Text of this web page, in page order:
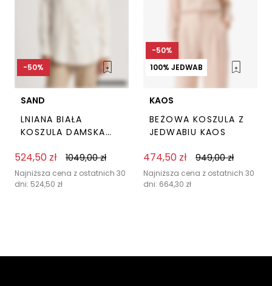
-50%
SAND
LNIANA BIAŁA
KOSZULA DAMSKA
524,50 zł 1049,00zł
Najniższa cena z ostatnich 30
dni: 524,50 zł
produkt
-50%
100% JEDWAB
KAOS
BEŻOWA KOSZULA Z
JEDWABIU KAOS
474,50 zł 949,00zł
Najniższa cena z ostatnich 30
dni: 664,30 zł